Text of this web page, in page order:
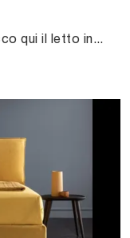
Vuoi progettare la zona notte? Ecco qui il letto in tessuto Thika di Cinquanta3 per spazi moderni.